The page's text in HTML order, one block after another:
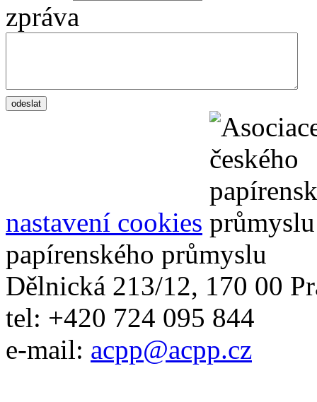
zpráva
nastavení cookies
papírenského průmyslu
Dělnická 213/12, 170 00
tel: +420 724 095 844
e-mail: acpp@acpp.cz